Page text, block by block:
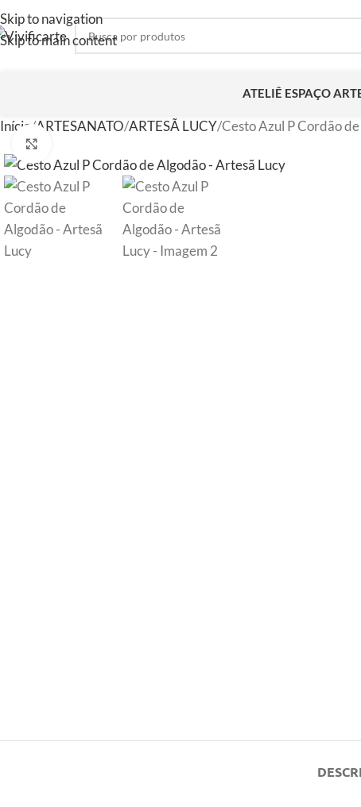
Skip to navigation
Skip to main content
ATELIÊ ESPAÇO
Início ARTESANATO ARTESÃ LUCY Cesto Azul P Cordão